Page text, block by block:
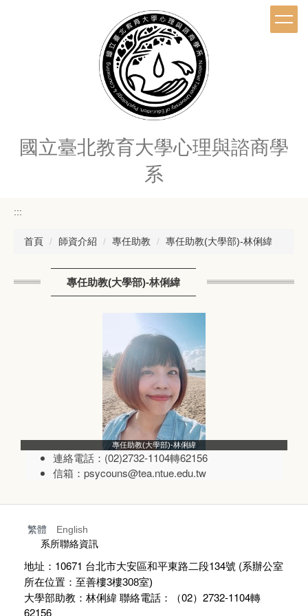
國立臺北教育大學心理與諮商學
系
:::
首頁 師資介紹 專任助教 專任助教(大學部)-林俐緯
專任助教(大學部)-林俐緯
專任助教(大學部)-林俐緯
連絡電話：(02)2732-1104轉62156
信箱：psycouns@tea.ntue.edu.tw
繁體
English
系所聯絡資訊
地址：10671 台北市大安區和平東路二段134號 (系辦公室
所在位置：至善樓3樓308室)
大學部助教：林俐緯 聯絡電話：（02）2732-1104轉
62156